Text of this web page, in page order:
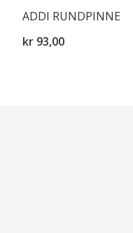
ADDI RUNDPINNE
kr 93,00